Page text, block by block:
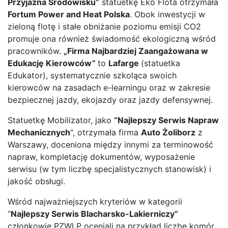
Przyjazna Środowisku” statuetkę Eko Flota otrzymała
Fortum Power and Heat Polska. Obok inwestycji w
zieloną flotę i stałe obniżanie poziomu emisji CO2
promuje ona również świadomość ekologiczną wśród
pracowników. „Firma Najbardziej Zaangażowana w
Edukację Kierowców” to Lafarge (statuetka
Edukator), systematycznie szkoląca swoich
kierowców na zasadach e-learningu oraz w zakresie
bezpiecznej jazdy, ekojazdy oraz jazdy defensywnej.
Statuetkę Mobilizator, jako “Najlepszy Serwis Napraw
Mechanicznych“, otrzymała firma Auto Żoliborz z
Warszawy, doceniona między innymi za terminowość
napraw, kompletację dokumentów, wyposażenie
serwisu (w tym liczbę specjalistycznych stanowisk) i
jakość obsługi.
Wśród najważniejszych kryteriów w kategorii
“Najlepszy Serwis Blacharsko-Lakierniczy”
członkowie PZWLP oceniali na przykład liczbę komór